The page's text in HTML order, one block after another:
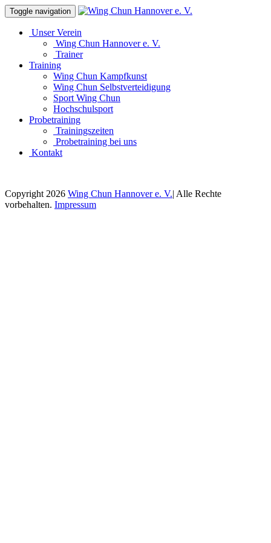
Toggle navigation
Unser Verein
Wing Chun Hannover e. V.
Trainer
Training
Wing Chun Kampfkunst
Wing Chun Selbstverteidigung
Sport Wing Chun
Hochschulsport
Probetraining
Trainingszeiten
Probetraining bei uns
Kontakt
Copyright 2026 Wing Chun Hannover e. V.| Alle Rechte
vorbehalten. Impressum